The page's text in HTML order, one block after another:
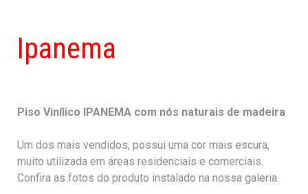
Ipanema
Piso Vinílico IPANEMA com nós naturais de madeira
Um dos mais vendidos, possui uma cor mais escura,
muito utilizada em áreas residenciais e comerciais.
Confira as fotos do produto instalado na nossa galeria.